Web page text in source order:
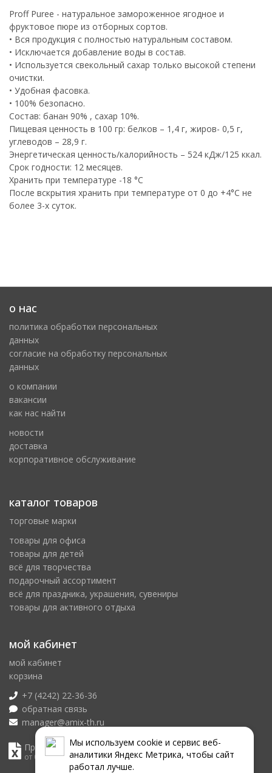
Мы используем сookie и сервис веб-
аналитики Яндекс Метрика, чтобы сайт
работал лучше.
Proff Puree - натуральное замороженное ягодное и
фруктовое пюре из отборных сортов.
• Вся продукция с полностью натуральным составом.
• Исключается добавление воды в состав.
• Используется свекольный сахар только высокой степени
очистки.
• Удобная фасовка.
• 100% безопасно.
Состав: банан 90% , сахар 10%.
Пищевая ценность в 100 гр: белков – 1,4 г, жиров- 0,5 г,
углеводов – 28,9 г.
Энергетическая ценность/калорийность – 524 кДж/125 ккал.
Срок годности: 12 месяцев.
Хранить при температуре -18 °C
После вскрытия хранить при температуре от 0 до +4°С не
более 3-х суток.
о нас
политика обработки персональных
данных
cогласие на обработку персональных
данных
о компании
вакансии
как нас найти
новости
доставка
корпоративное обслуживание
каталог товаров
торговые марки
товары для офиса
товары для детей
всё для творчества
подарочный ассортимент
всё для праздника, украшения, сувениры
товары для активного отдыха
мой кабинет
мой кабинет
корзина
+7 (4242) 22-36-36
обратная связь
manager@amix-th.ru
Прайс лист
от 08.08.2026